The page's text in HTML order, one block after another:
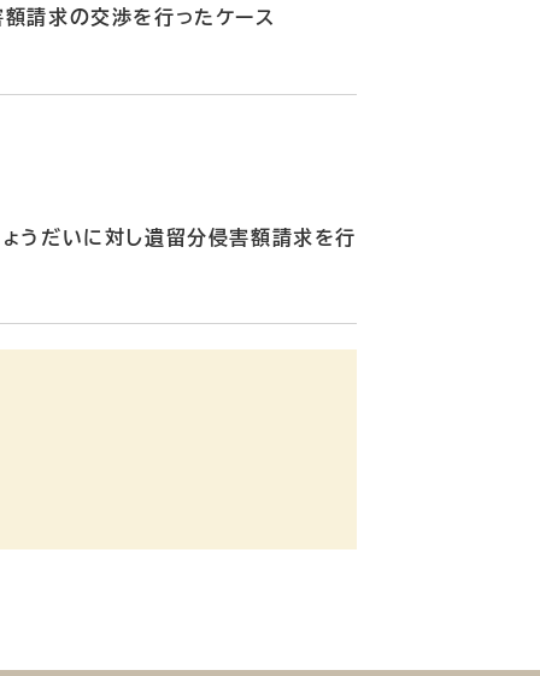
請求の交渉を行ったケース
うだいに対し遺留分侵害額請求を行